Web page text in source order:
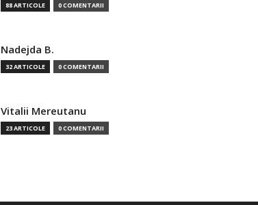
88 ARTICOLE 0 COMENTARII
Nadejda B.
32 ARTICOLE 0 COMENTARII
Vitalii Mereutanu
23 ARTICOLE 0 COMENTARII